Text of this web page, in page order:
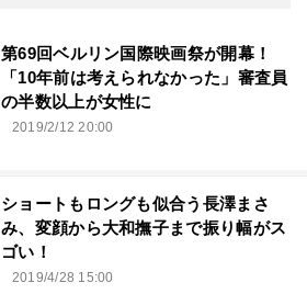
第69回ベルリン国際映画祭が開幕！
「10年前は考えられなかった」審査員
の半数以上が女性に
2019/2/12 20:00
ショートもロングも似合う長澤まさ
み、変顔から大和撫子まで振り幅がス
ゴい！
2019/4/28 15:00